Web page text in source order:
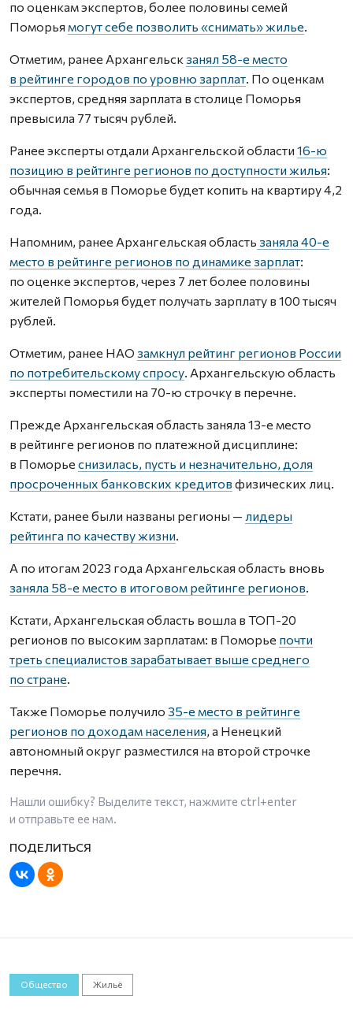
по оценкам экспертов, более половины семей
Поморья могут себе позволить «снимать» жилье.
Отметим, ранее Архангельскзанял 58-е место
в рейтинге городов по уровню зарплат. По оценкам
экспертов, средняя зарплата в столице Поморья
превысила 77 тысяч рублей.
Ранее эксперты отдали Архангельской области 16-ю
позицию в рейтинге регионов по доступности жилья:
обычная семья в Поморье будет копить на квартиру 4,2
года.
Напомним, ранее Архангельская область заняла 40-е
место в рейтинге регионов по динамике зарплат:
по оценке экспертов, через 7 лет более половины
жителей Поморья будет получать зарплату в 100 тысяч
рублей.
Отметим, ранее НАО замкнул рейтинг регионов России
по потребительскому спросу. Архангельскую область
эксперты поместили на 70-ю строчку в перечне.
Прежде Архангельская область заняла 13-е место
в рейтинге регионов по платежной дисциплине:
в Поморье снизилась, пусть и незначительно, доля
просроченных банковских кредитов физических лиц.
Кстати, ранее были названы регионы — лидеры
рейтинга по качеству жизни.
А по итогам 2023 года Архангельская область вновь
заняла 58-е место в итоговом рейтинге регионов.
Кстати, Архангельская область вошла в ТОП-20
регионов по высоким зарплатам: в Поморье почти
треть специалистов зарабатывает выше среднего
по стране.
Также Поморье получило 35-е место в рейтинге
регионов по доходам населения, а Ненецкий
автономный округ разместился на второй строчке
перечня.
Нашли ошибку? Выделите текст, нажмите ctrl+enter
и отправьте ее нам.
Общество Жильё